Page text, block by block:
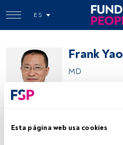
Esta página web usa cookies
ES
Frank Yao
MD
Compartir: